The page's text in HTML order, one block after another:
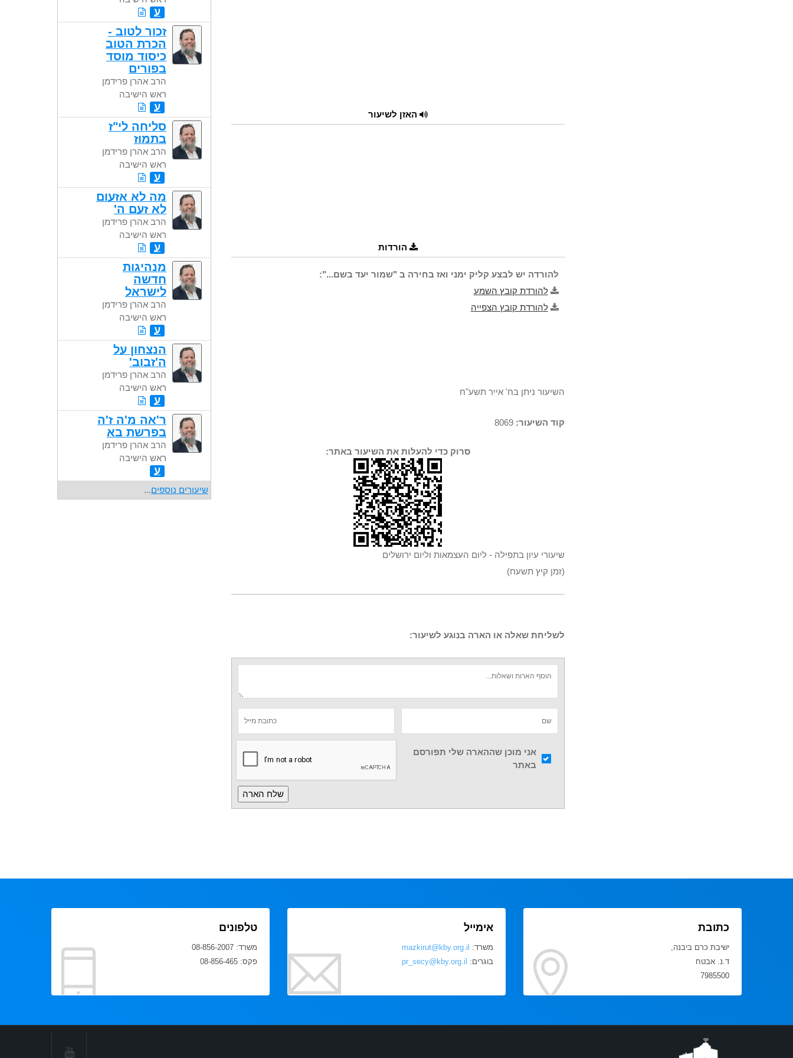
האזן לשיעור
הורדות
להורדה יש לבצע קליק ימני ואז בחירה ב "שמור יעד בשם...":
להורדת קובץ השמע
להורדת קובץ הצפייה
השיעור ניתן בח' אייר תשע"ח
קוד השיעור:
סרוק כדי להעלות את השיעור באתר:
שיעורי עיון בתפילה - ליום העצמאות וליום ירושלים
(זמן קיץ תשעח)
לשליחת שאלה או הארה בנוגע לשיעור:
אני מוכן שההארה שלי תפורסם
באתר
ע
זכור לטוב -
הכרת הטוב
כיסוד מוסד
בפורים
הרב אהרן פרידמן
ראש הישיבה
ע
סליחה לי"ז
בתמוז
הרב אהרן פרידמן
ראש הישיבה
ע
מה לא אזעום
לא זעם ה'
הרב אהרן פרידמן
ראש הישיבה
ע
מנהיגות
חדשה
לישראל
הרב אהרן פרידמן
ראש הישיבה
ע
הנצחון על
ה'זבוב'
הרב אהרן פרידמן
ראש הישיבה
ע
ר'אה מ'ה ז'ה
בפרשת בא
הרב אהרן פרידמן
ראש הישיבה
ע
שיעורים נוספים...
כתובת
ישיבת כרם ביבנה,
ד.נ. אבטח
7985500
אימייל
משרד: mazkirut@kby.org.il
בוגרים: pr_secy@kby.org.il
טלפונים
משרד: 08-856-2007
פקס: 08-856-465